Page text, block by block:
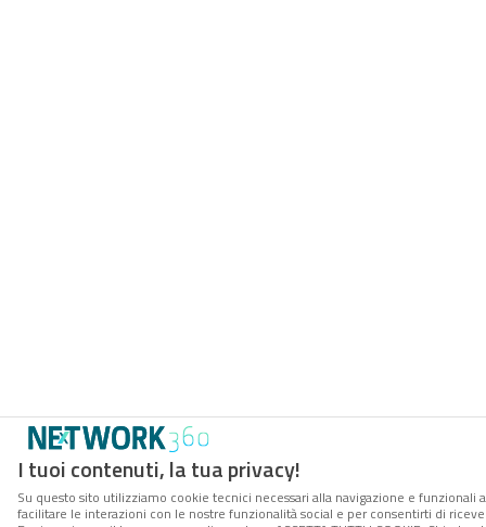
I tuoi contenuti, la tua privacy!
Su questo sito utilizziamo cookie tecnici necessari alla navigazione e
facilitare le interazioni con le nostre funzionalità social e per consentirti di